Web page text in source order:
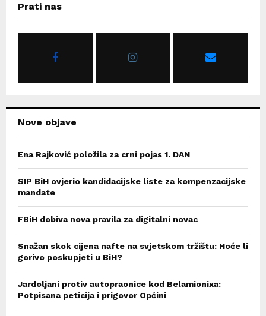
hPrati nas
Nove objave
Ena Rajković položila za crni pojas 1. DAN
SIP BiH ovjerio kandidacijske liste za kompenzacijske
mandate
FBiH dobiva nova pravila za digitalni novac
Snažan skok cijena nafte na svjetskom tržištu: Hoće li
gorivo poskupjeti u BiH?
Jardoljani protiv autopraonice kod Belamionixa:
Potpisana peticija i prigovor Općini